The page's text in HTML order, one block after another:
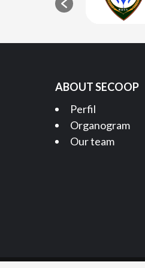
ABOUT SECOOP
Perfil
Organogram
Our team